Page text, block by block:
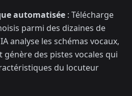
automatisée : Télécharge
parmi des dizaines de
analyse les schémas vocaux,
des pistes vocales qui
du locuteur